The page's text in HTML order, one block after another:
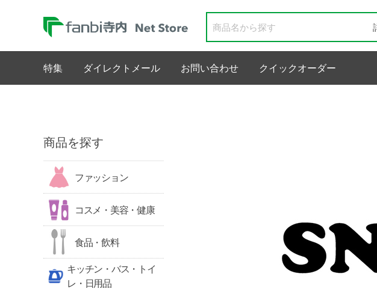
特集 ダイレクトメール お問い合わせ クイックオーダー
商品を探す
ファッション
コスメ・美容・健康
食品・飲料
キッチン・バス・トイ
レ・日用品